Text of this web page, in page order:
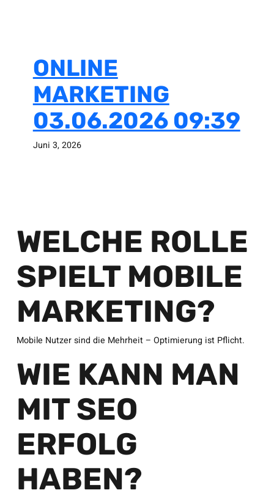
ONLINE
MARKETING
03.06.2026 09:39
Juni 3, 2026
WELCHE ROLLE
SPIELT MOBILE
MARKETING?
Mobile Nutzer sind die Mehrheit – Optimierung ist Pflicht.
WIE KANN MAN
MIT SEO
ERFOLG
HABEN?